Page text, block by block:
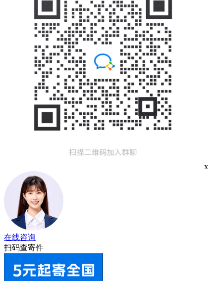
x
在线咨询
扫码查寄件